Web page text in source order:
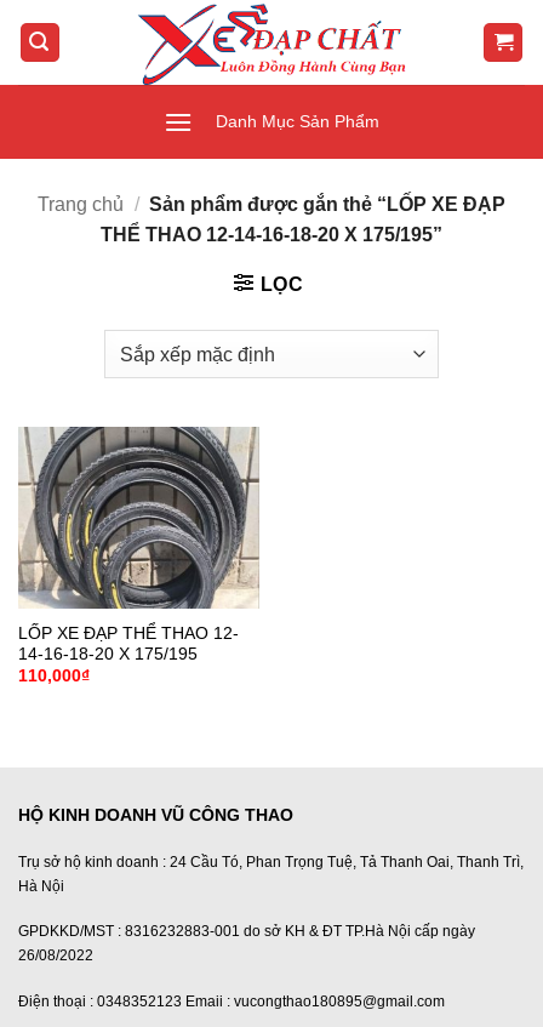
qua
Danh Mục Sản Phẩm
Trang chủ / Sản phẩm được gắn thẻ “LỐP XE ĐẠP
THỂ THAO 12-14-16-18-20 X 175/195”
LỌC
LỐP XE ĐẠP THỂ THAO 12-
14-16-18-20 X 175/195
110,000₫
HỘ KINH DOANH VŨ CÔNG THAO
Trụ sở hộ kinh doanh : 24 Cầu Tó, Phan Trọng Tuệ, Tả Thanh Oai, Thanh Trì,
Hà Nội
GPDKKD/MST : 8316232883-001 do sở KH & ĐT TP.Hà Nội cấp ngày
26/08/2022
Điện thoại : 0348352123 Emaii : vucongthao180895@gmail.com